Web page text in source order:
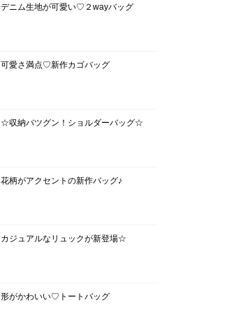
デニム生地が可愛い♡２wayバッグ
可愛さ満点♡新作カゴバッグ
☆収納バツグン！ショルダーバッグ☆
花柄がアクセントの新作バッグ♪
カジュアルなリュックが新登場☆
形がかわいい♡トートバッグ